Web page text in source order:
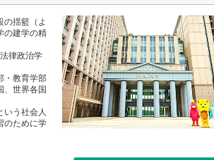
の揺籃（よ
の建学の精
律政治学
・教育学部
、世界各国
う社会人
のために学